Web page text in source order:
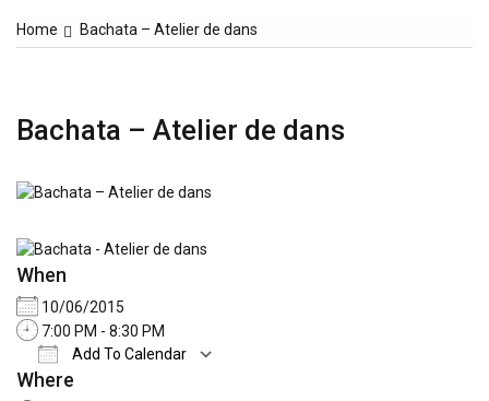
Home Bachata – Atelier de dans
Bachata – Atelier de dans
When
10/06/2015
7:00 PM - 8:30 PM
Add To Calendar
Download ICS
Where